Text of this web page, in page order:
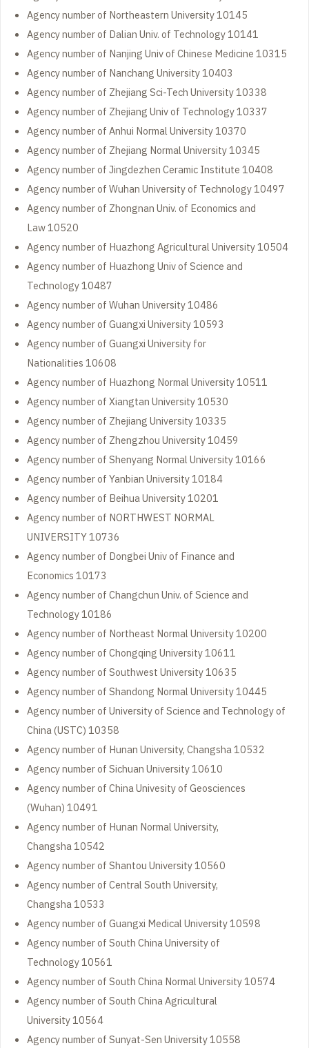
Agency number of Northeastern University 10145
Agency number of Dalian Univ. of Technology 10141
Agency number of Nanjing Univ of Chinese Medicine 10315
Agency number of Nanchang University 10403
Agency number of Zhejiang Sci-Tech University 10338
Agency number of Zhejiang Univ of Technology 10337
Agency number of Anhui Normal University 10370
Agency number of Zhejiang Normal University 10345
Agency number of Jingdezhen Ceramic Institute 10408
Agency number of Wuhan University of Technology 10497
Agency number of Zhongnan Univ. of Economics and
Law 10520
Agency number of Huazhong Agricultural University 10504
Agency number of Huazhong Univ of Science and
Technology 10487
Agency number of Wuhan University 10486
Agency number of Guangxi University 10593
Agency number of Guangxi University for
Nationalities 10608
Agency number of Huazhong Normal University 10511
Agency number of Xiangtan University 10530
Agency number of Zhejiang University 10335
Agency number of Zhengzhou University 10459
Agency number of Shenyang Normal University 10166
Agency number of Yanbian University 10184
Agency number of Beihua University 10201
Agency number of NORTHWEST NORMAL
UNIVERSITY 10736
Agency number of Dongbei Univ of Finance and
Economics 10173
Agency number of Changchun Univ. of Science and
Technology 10186
Agency number of Northeast Normal University 10200
Agency number of Chongqing University 10611
Agency number of Southwest University 10635
Agency number of Shandong Normal University 10445
Agency number of University of Science and Technology of
China (USTC) 10358
Agency number of Hunan University, Changsha 10532
Agency number of Sichuan University 10610
Agency number of China Univesity of Geosciences
(Wuhan) 10491
Agency number of Hunan Normal University,
Changsha 10542
Agency number of Shantou University 10560
Agency number of Central South University,
Changsha 10533
Agency number of Guangxi Medical University 10598
Agency number of South China University of
Technology 10561
Agency number of South China Normal University 10574
Agency number of South China Agricultural
University 10564
Agency number of Sunyat-Sen University 10558